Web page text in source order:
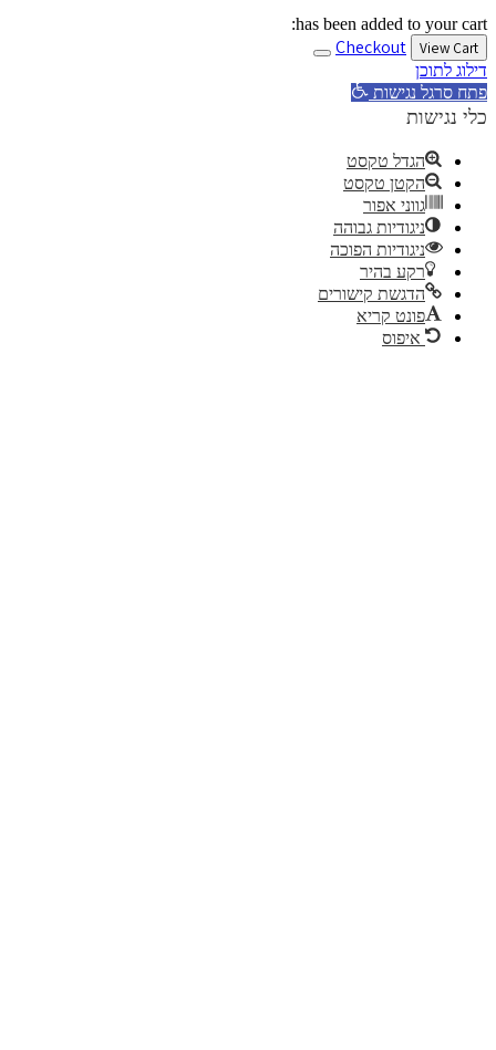
has been added to your cart:
View Cart
Checkout
דילוג לתוכן
פתח סרגל נגישות
כלי נגישות
הגדל טקסט
הקטן טקסט
גווני אפור
ניגודיות גבוהה
ניגודיות הפוכה
רקע בהיר
הדגשת קישורים
פונט קריא
איפוס